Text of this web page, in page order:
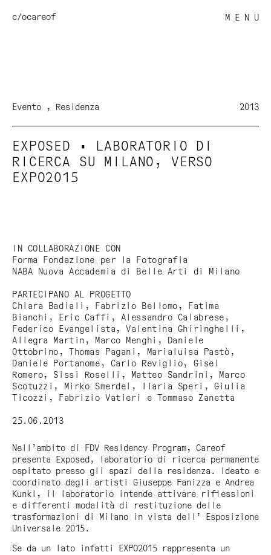
c/ocareof M E N U
Evento Residenza 2013
EXPOSED • LABORATORIO DI
RICERCA SU MILANO, VERSO
EXPO2015
IN COLLABORAZIONE CON
Forma Fondazione per la Fotografia
NABA Nuova Accademia di Belle Arti di Milano
PARTECIPANO AL PROGETTO
Chiara Badiali, Fabrizio Bellomo, Fatima
Bianchi, Eric Caffi, Alessandro Calabrese,
Federico Evangelista, Valentina Ghiringhelli,
Allegra Martin, Marco Menghi, Daniele
Ottobrino, Thomas Pagani, Marialuisa Pastò,
Daniele Portanome, Carlo Reviglio, Gisel
Romero, Sissi Roselli, Matteo Sandrini, Marco
Scotuzzi, Mirko Smerdel, Ilaria Speri, Giulia
Ticozzi, Fabrizio Vatieri e Tommaso Zanetta
25.06.2013
Nell’ambito di FDV Residency Program, Careof
presenta
Exposed , laboratorio di ricerca permanente
ospitato presso gli spazi della residenza. Ideato e
coordinato dagli artisti Giuseppe Fanizza e Andrea
Kunkl, il laboratorio intende attivare riflessioni
e differenti modalità di restituzione delle
trasformazioni di Milano in vista dell’ Esposizione
Universale 2015.
Se da un lato infatti EXPO2015 rappresenta un